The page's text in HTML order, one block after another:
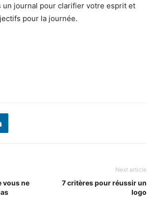
un journal pour clarifier votre esprit et
pour la journée.
vous ne
Next article
7 critères pour réussir un
logo